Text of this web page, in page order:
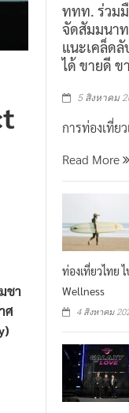
ชา
ศ
ททท. ร่วม
จัดสัมมนาท
แนะเคล็ด
ได้ ขายดี ข
5 สิงหาคม
การท่องเที่ย
Read More
ท่องเที่ยวไทย
Wellness
4 สิงหาคม